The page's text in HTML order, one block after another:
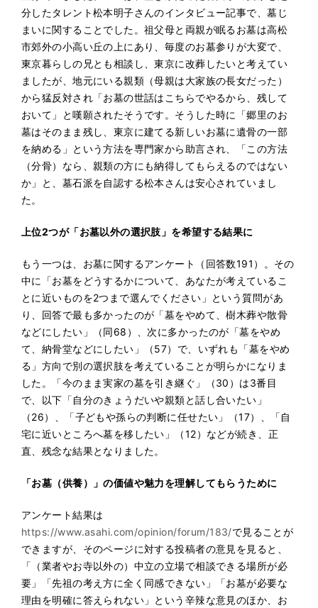
分したタレント松本明子さんのインタビュー記事で、墓じ
まいに関することでした。祖父母と両親が眠るお墓は高松
市郊外の小高い丘の上にあり、毎度のお墓参りが大変で、
東京暮らしの兄とも相談し、東京に改葬したいと考えてい
ましたが、地元にいる親類（母親は大家族の長女だった）
から猛反対され「お墓の世話はこちらでやるから、残して
おいて」と嘆願されたそうです。そうした時に「郷里のお
墓はそのまま残し、東京に建てる新しいお墓に遺骨の一部
を納める」という方法を専門家から助言され、「この方法
（分骨）なら、親類の方にも納得してもらえるのではない
か」と、墓石派を自認する松本さんは安心されていまし
た。
上位2つが「お墓以外の選択肢」を希望する結果に
もう一つは、お墓に関するアンケート（回答数191）。その
中に「お墓をどうするかについて、あなたが考えているこ
とに近いものを2つまで選んでください」という質問があ
り、回答で最も多かったのが「墓をやめて、樹木葬や散骨
などにしたい」（同68）、次に多かったのが「墓をやめ
て、納骨堂などにしたい」（57）で、いずれも「墓をやめ
る」方向で別の選択肢を考えていることが明らかになりま
した。「今のまま実家の墓を引き継ぐ」（30）は3番目
で、以下「自分のきょうだいや親類と話し合いたい」
（26）、「子どもや孫らの判断に任せたい」（17）、「自
宅に近いところへ墓を移したい」（12）などが続き、正
直、残念な結果となりました。
「お墓（供養）」の価値や魅力を理解してもらうために
アンケート結果は
https://www.asahi.com/opinion/forum/183/で見ることが
できますが、そのページに対する投稿者の意見を見ると、
「（業者やお寺以外の）中立の立場で相談できる場所が必
要」「先祖の考え方に全く同感できない」「お墓が必要な
理由を明確に答えられない」という辛辣な意見のほか、お